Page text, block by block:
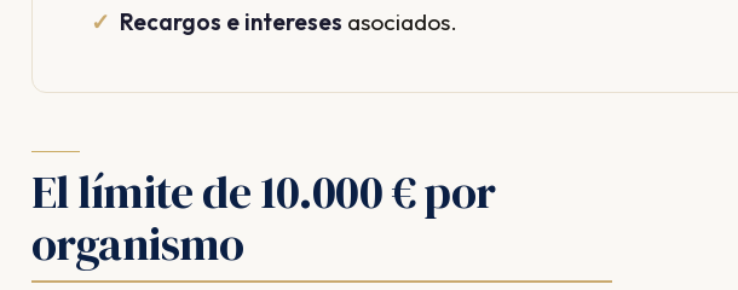
Recargos e intereses asociados.
El límite de 10.000 € por
organismo